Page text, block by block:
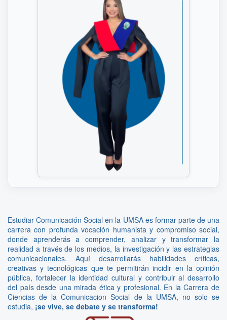
Estudiar Comunicación Social en la UMSA es formar parte de una
carrera con profunda vocación humanista y compromiso social,
donde aprenderás a comprender, analizar y transformar la
realidad a través de los medios, la investigación y las estrategias
comunicacionales. Aquí desarrollarás habilidades críticas,
creativas y tecnológicas que te permitirán incidir en la opinión
pública, fortalecer la identidad cultural y contribuir al desarrollo
del país desde una mirada ética y profesional. En la Carrera de
Ciencias de la Comunicacion Social de la UMSA, no solo se
estudia, ¡se vive, se debate y se transforma!